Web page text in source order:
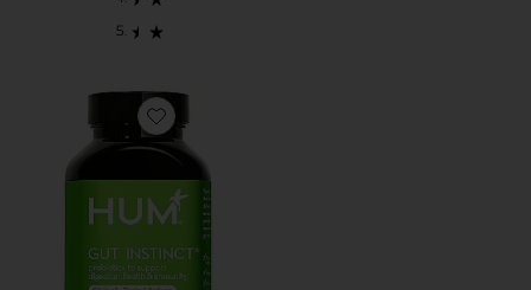
Favorite GUT INSTINCT サプリメント